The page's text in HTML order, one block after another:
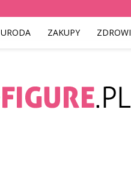
URODA ZAKUPY